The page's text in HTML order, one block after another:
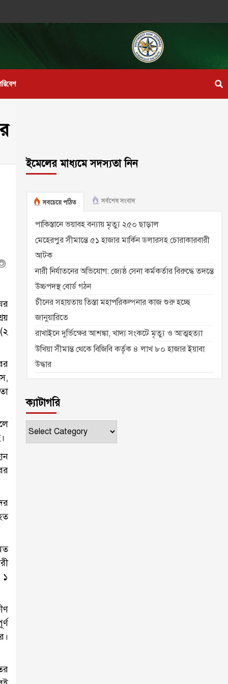
১
ইমেলের মাধ্যমে সদস্যতা নিন
সবচেয়ে পঠিত সর্বশেষ সংবাদ
পাকিস্তানে ভয়াবহ বন্যায় মৃত্যু ২৫০ ছাড়াল
মেহেরপুর সীমান্তে ৫১ হাজার মার্কিন ডলারসহ চোরাকারবারী
আটক
নারী নির্যাতনের অভিযোগ: জ্যেষ্ঠ সেনা কর্মকর্তার বিরুদ্ধে তদন্তে
উচ্চপদস্থ বোর্ড গঠন
চীনের সহায়তায় তিস্তা মহাপরিকল্পনার কাজ শুরু হচ্ছে
জানুয়ারিতে
রাখাইনে দুর্ভিক্ষের আশঙ্কা, খাদ্য সংকটে মৃত্যু ও আত্মহত্যা
উখিয়া সীমান্ত থেকে বিজিবি কর্তৃক ৪ লাখ ৮০ হাজার ইয়াবা
উদ্ধার
ক্যাটাগরি
ক্যাটাগরি